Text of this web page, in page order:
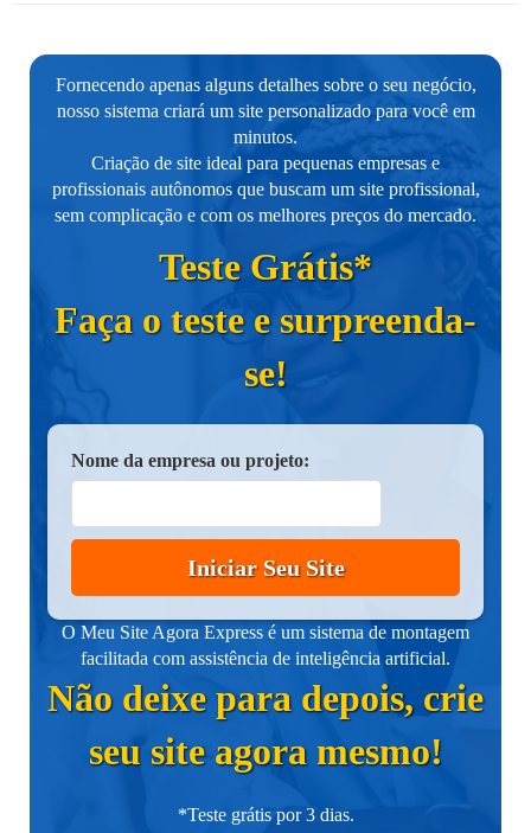
Fornecendo apenas alguns detalhes sobre o seu negócio,
nosso sistema criará um site personalizado para você em
minutos.
Criação de site ideal para pequenas empresas e
profissionais autônomos que buscam um site profissional,
sem complicação e com os melhores preços do mercado.
Teste Grátis*
Faça o teste e surpreenda-
se!
Nome da empresa ou projeto:
Iniciar Seu Site
O Meu Site Agora Express é um sistema de montagem
facilitada com assistência de inteligência artificial.
Não deixe para depois, crie
seu site agora mesmo!
*Teste grátis por 3 dias.